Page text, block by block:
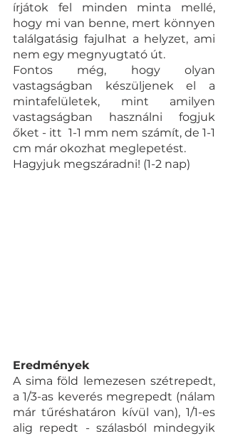
írjátok fel minden minta mellé,
hogy mi van benne, mert könnyen
találgatásig fajulhat a helyzet, ami
nem egy megnyugtató út.
Fontos még, hogy olyan
vastagságban készüljenek el a
mintafelületek, mint amilyen
vastagságban használni fogjuk
őket - itt  1-1 mm nem számít, de 1-1
cm már okozhat meglepetést.
Hagyjuk megszáradni! (1-2 nap)
Eredmények
A sima föld lemezesen szétrepedt,
a 1/3-as keverés megrepedt (nálam
már tűréshatáron kívül van), 1/1-es
alig repedt - szálasból mindegyik